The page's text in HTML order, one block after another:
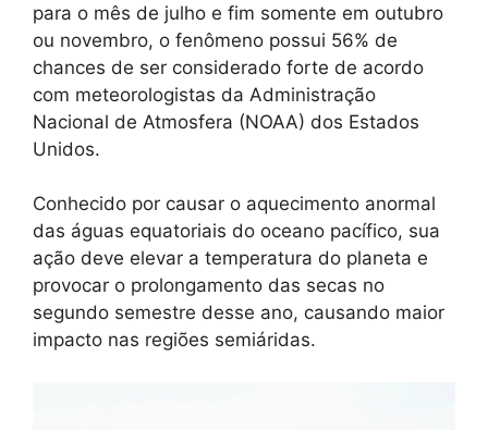
para o mês de julho e fim somente em outubro
ou novembro, o fenômeno possui 56% de
chances de ser considerado forte de acordo
com meteorologistas da Administração
Nacional de Atmosfera (NOAA) dos Estados
Unidos.
Conhecido por causar o aquecimento anormal
das águas equatoriais do oceano pacífico, sua
ação deve elevar a temperatura do planeta e
provocar o prolongamento das secas no
segundo semestre desse ano, causando maior
impacto nas regiões semiáridas.